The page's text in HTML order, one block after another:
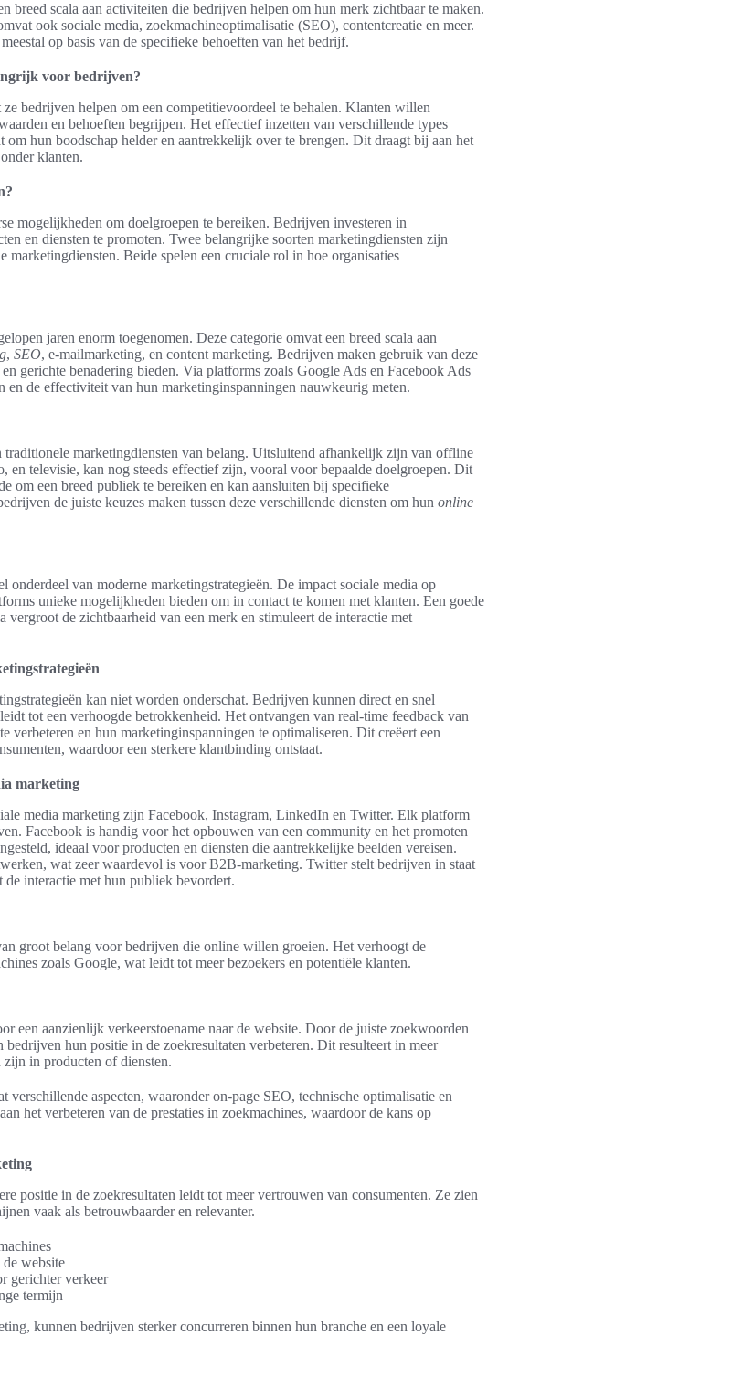
breed scala aan activiteiten die bedrijven helpen om hun merk zichtbaar te maken.
ook sociale media, zoekmachineoptimalisatie (SEO), contentcreatie en meer.
op basis van de specifieke behoeften van het bedrijf.
voor bedrijven?
bedrijven helpen om een competitievoordeel te behalen. Klanten willen
en behoeften begrijpen. Het effectief inzetten van verschillende types
om hun boodschap helder en aantrekkelijk over te brengen. Dit draagt bij aan het
klanten.
mogelijkheden om doelgroepen te bereiken. Bedrijven investeren in
en diensten te promoten. Twee belangrijke soorten marketingdiensten zijn
marketingdiensten. Beide spelen een cruciale rol in hoe organisaties
jaren enorm toegenomen. Deze categorie omvat een breed scala aan
, SEO, e-mailmarketing, en content marketing. Bedrijven maken gebruik van deze
gerichte benadering bieden. Via platforms zoals Google Ads en Facebook Ads
en de effectiviteit van hun marketinginspanningen nauwkeurig meten.
marketingdiensten van belang. Uitsluitend afhankelijk zijn van offline
en televisie, kan nog steeds effectief zijn, vooral voor bepaalde doelgroepen. Dit
om een breed publiek te bereiken en kan aansluiten bij specifieke
de juiste keuzes maken tussen deze verschillende diensten om hun online
onderdeel van moderne marketingstrategieën. De impact sociale media op
unieke mogelijkheden bieden om in contact te komen met klanten. Een goede
vergroot de zichtbaarheid van een merk en stimuleert de interactie met
kan niet worden onderschat. Bedrijven kunnen direct en snel
tot een verhoogde betrokkenheid. Het ontvangen van real-time feedback van
verbeteren en hun marketinginspanningen te optimaliseren. Dit creëert een
waardoor een sterkere klantbinding ontstaat.
marketing
media marketing zijn Facebook, Instagram, LinkedIn en Twitter. Elk platform
Facebook is handig voor het opbouwen van een community en het promoten
ideaal voor producten en diensten die aantrekkelijke beelden vereisen.
wat zeer waardevol is voor B2B-marketing. Twitter stelt bedrijven in staat
interactie met hun publiek bevordert.
groot belang voor bedrijven die online willen groeien. Het verhoogt de
zoals Google, wat leidt tot meer bezoekers en potentiële klanten.
een aanzienlijk verkeerstoename naar de website. Door de juiste zoekwoorden
bedrijven hun positie in de zoekresultaten verbeteren. Dit resulteert in meer
zijn in producten of diensten.
verschillende aspecten, waaronder on-page SEO, technische optimalisatie en
het verbeteren van de prestaties in zoekmachines, waardoor de kans op
positie in de zoekresultaten leidt tot meer vertrouwen van consumenten. Ze zien
vaak als betrouwbaarder en relevanter.
website
gerichter verkeer
termijn
kunnen bedrijven sterker concurreren binnen hun branche en een loyale